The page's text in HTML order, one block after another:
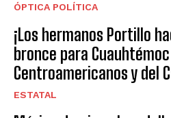
ÓPTICA POLÍTICA
¡Los hermanos Portillo
bronce para
Centroamericanos y del
ESTATAL